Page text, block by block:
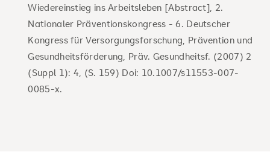
Wiedereinstieg ins Arbeitsleben [Abstract], 2.
Nationaler Präventionskongress - 6. Deutscher
Kongress für Versorgungsforschung, Prävention und
Gesundheitsförderung, Präv. Gesundheitsf. (2007) 2
(Suppl 1): 4, (S. 159) Doi: 10.1007/s11553-007-
0085-x.